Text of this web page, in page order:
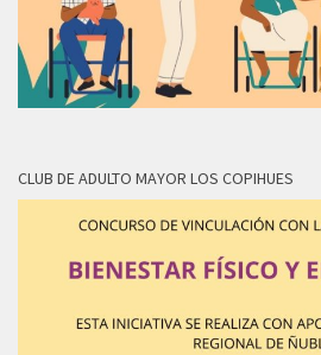
CLUB DE ADULTO MAYOR LOS COPIHUES